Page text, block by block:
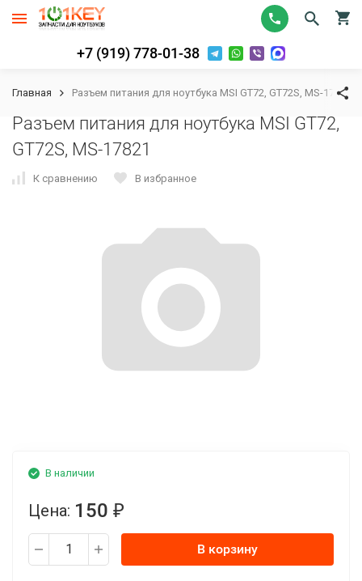
+7 (919) 778-01-38
Главная Разъем питания для ноутбука MSI GT72, GT72S, MS-17821
Разъем питания для ноутбука MSI GT72,
GT72S, MS-17821
К сравнению В избранное
В наличии
Цена: 150 ₽
В корзину